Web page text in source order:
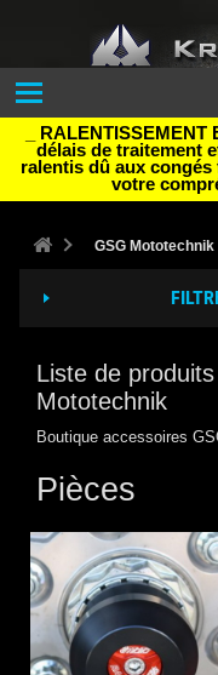
_
délais de traitement
ralentis dû aux
votre
GSG Mototechnik
Liste de
Mototechnik
Boutique accessoires
Pièces